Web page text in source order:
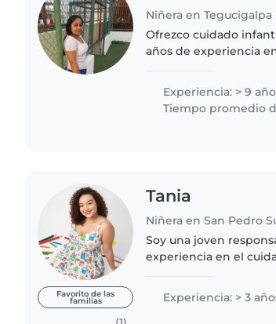
Niñera en Tegucigalpa
Ofrezco cuidado
años de experiencia
Cocino, ayudo con
Experiencia: > 9
Tiempo promedio
Favorito de las
familias
Tania
Niñera en San Pedro
Soy una joven
experiencia en el
Tengo experiencia..
Experiencia: > 3